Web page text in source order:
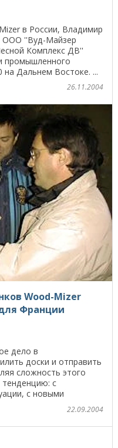
в России, Владимир
ООО ''Вуд-Майзер
Комплекс ДВ''
промышленного
на Дальнем Востоке. ...
26.11.2004
Wood-Mizer
Франции
дело в
доски и отправить
сложность этого
с
с новыми
22.09.2004